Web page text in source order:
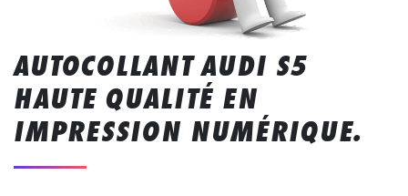
AUTOCOLLANT AUDI S5
HAUTE QUALITÉ EN
IMPRESSION NUMÉRIQUE.